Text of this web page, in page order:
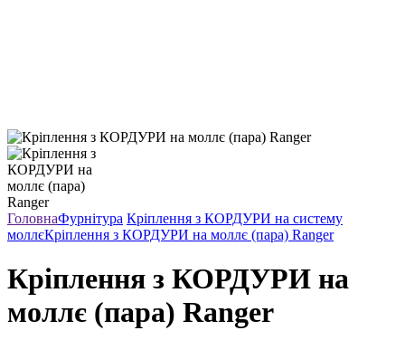
ГоловнаФурнітура Кріплення з КОРДУРИ на систему
моллєКріплення з КОРДУРИ на моллє (пара) Ranger
Кріплення з КОРДУРИ на
моллє (пара) Ranger